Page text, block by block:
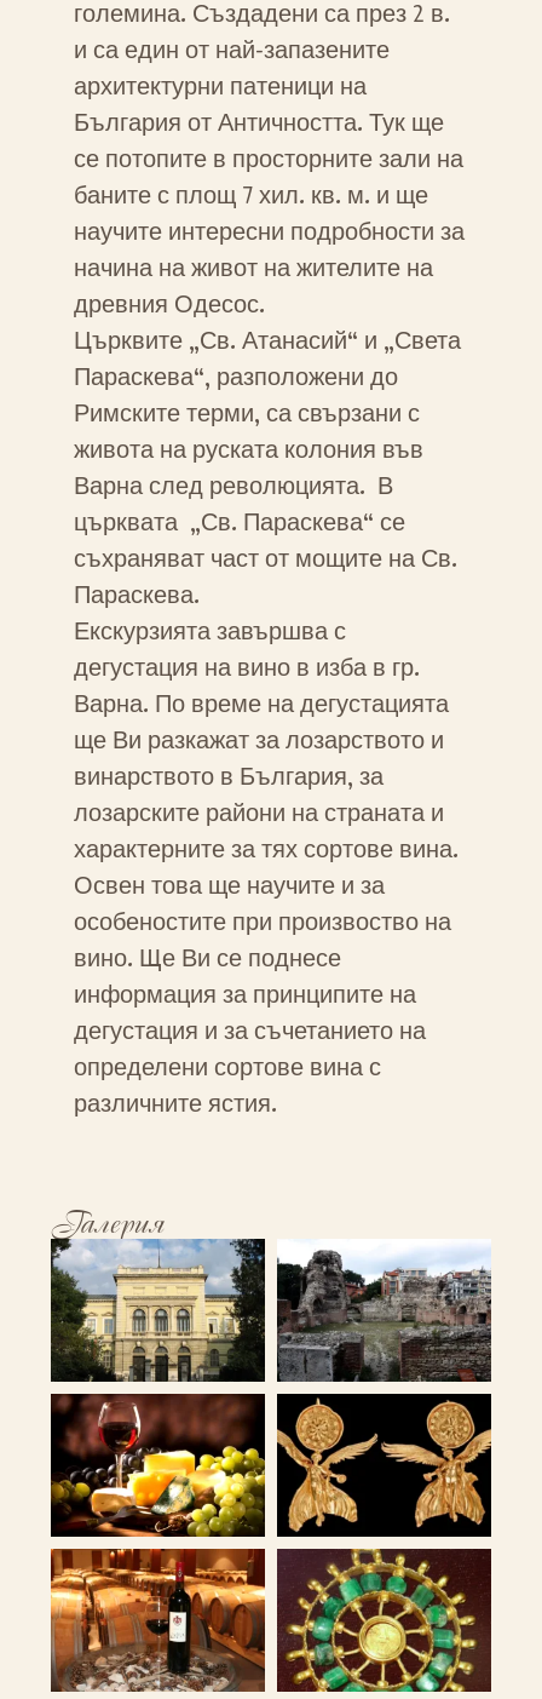
големина. Създадени са през 2 в.
и са един от най-запазените
архитектурни патеници на
България от Античността. Тук ще
се потопите в просторните зали на
баните с площ 7 хил. кв. м. и ще
научите интересни подробности за
начина на живот на жителите на
древния Одесос.
Църквите „Св. Атанасий“ и „Света
Параскева“, разположени до
Римските терми, са свързани с
живота на руската колония във
Варна след революцията. В
църквата „Св. Параскева“ се
съхраняват част от мощите на Св.
Параскева.
Екскурзията завършва с
дегустация на вино в изба в гр.
Варна. По време на дегустацията
ще Ви разкажат за лозарството и
винарството в България, за
лозарските райони на страната и
характерните за тях сортове вина.
Освен това ще научите и за
особеностите при произвоство на
вино. Ще Ви се поднесе
информация за принципите на
дегустация и за съчетанието на
определени сортове вина с
различните ястия.
Галерия